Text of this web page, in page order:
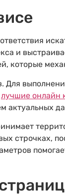
и
которые
Для
лучшие онлайн
актуальных
строчках,